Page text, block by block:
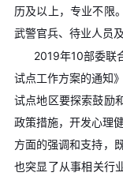
历及以上，专业不限
武警官兵、待业人员
2019年10部委联
试点工作方案的通知
试点地区要探索鼓励
政策措施，开发心理
方面的强调和支持，
也突显了从事相关行